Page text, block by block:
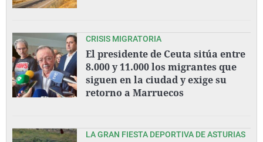
CRISIS MIGRATORIA
El presidente de Ceuta sitúa entre
8.000 y 11.000 los migrantes que
siguen en la ciudad y exige su
retorno a Marruecos
LA GRAN FIESTA DEPORTIVA DE ASTURIAS